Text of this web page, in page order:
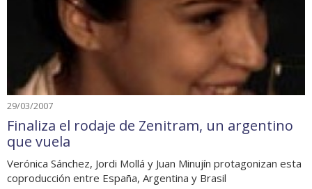
29/03/2007
Finaliza el rodaje de Zenitram, un argentino
que vuela
Verónica Sánchez, Jordi Mollá y Juan Minujín protagonizan esta
coproducción entre España, Argentina y Brasil